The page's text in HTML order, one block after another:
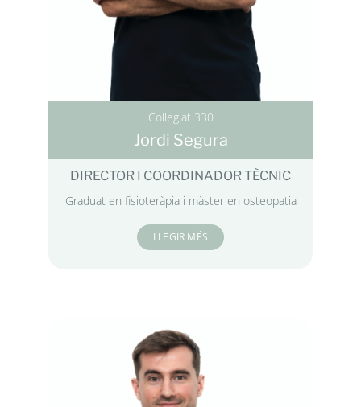
Col·legiat 330
Jordi Segura
DIRECTOR I COORDINADOR TÈCNIC
Graduat en fisioteràpia i màster en osteopatia
LLEGIR MÉS